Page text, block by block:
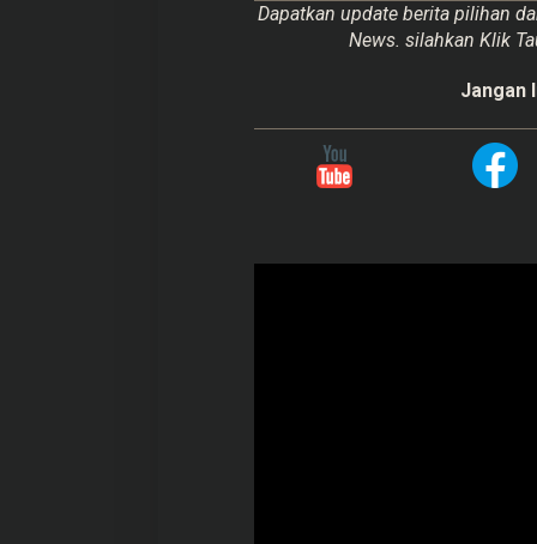
Dapatkan update berita pilihan
News. silahkan Klik
Jangan